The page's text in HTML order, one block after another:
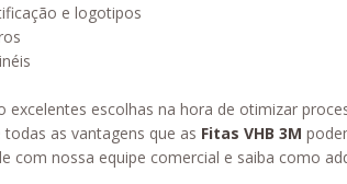
e logotipos
excelentes escolhas na hora de otimizar
as vantagens que as Fitas VHB 3M
com nossa equipe comercial e saiba como